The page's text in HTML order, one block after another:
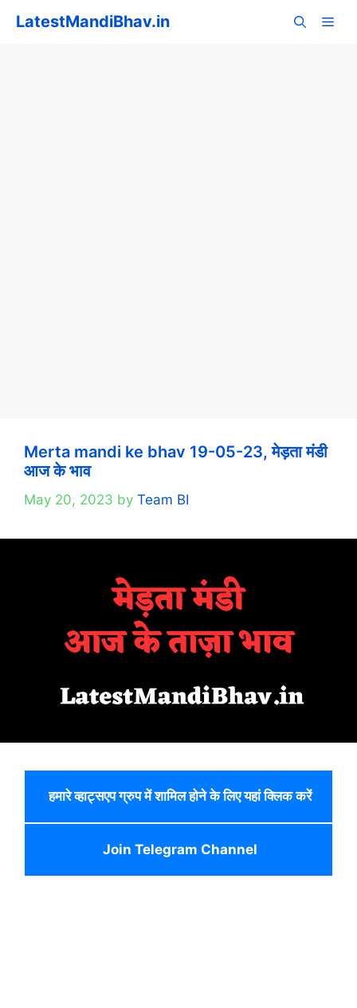
LatestMandiBhav.in
Merta mandi ke bhav 19-05-23, मेड़ता मंडी
आज के भाव
May 20, 2023 by Team BI
हमारे व्हाट्सएप ग्रुप में शामिल होने के लिए यहां क्लिक करें
Join Telegram Channel